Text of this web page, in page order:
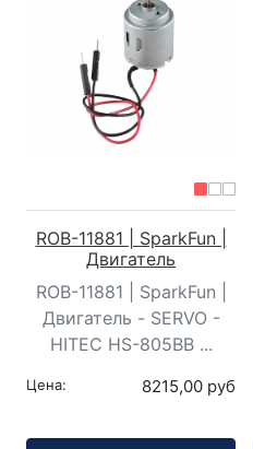
ROB-11881 | SparkFun |
Двигатель
ROB-11881 | SparkFun |
Двигатель - SERVO -
HITEC HS-805BB ...
Цена: 8215,00 руб